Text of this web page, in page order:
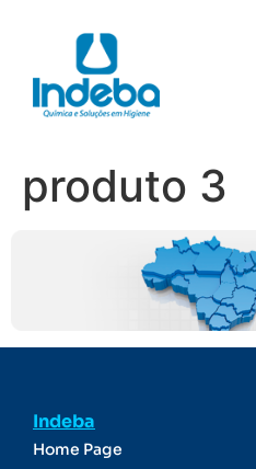
produto 3
Indeba
Home Page